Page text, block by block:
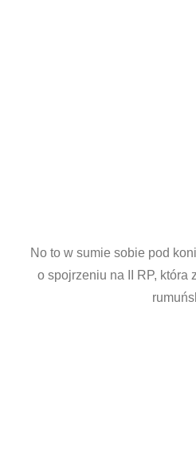
No to w sumie sobie pod
o spojrzeniu na II RP, która